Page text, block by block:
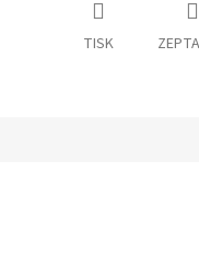
TISK